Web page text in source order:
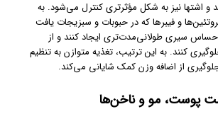
و اشتها نیز به شکل مؤثرتری کنترل می‌شود. به
و فیبرها که در حبوبات و سبزیجات یافت
سیری طولانی‌مدت‌تری ایجاد کنند و از
کنند. به این ترتیب، تغذیه متوازن به تنظیم
از اضافه وزن کمک شایانی می‌کند.